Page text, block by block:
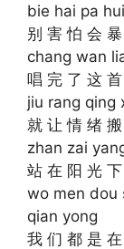
bie hai pa
别 害 怕 会
chang wan
唱 完 了 这
jiu rang qing
就 让 情 绪
zhan zai
站 在 阳 光
wo men dou
qian yong
我 们 都 是